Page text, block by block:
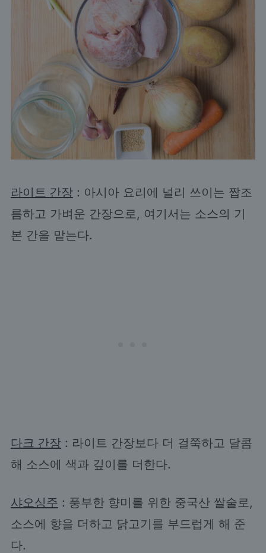
라이트 간장: 아시아 요리에 널리 쓰이는 짭조
름하고 가벼운 간장으로, 여기서는 소스의 기
본 간을 맡는다.
다크 간장: 라이트 간장보다 더 걸쭉하고 달콤
해 소스에 색과 깊이를 더한다.
샤오싱주 : 풍부한 향미를 위한 중국산 쌀술로,
소스에 향을 더하고 닭고기를 부드럽게 해 준
다.